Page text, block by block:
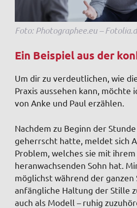
Foto: Photographee.eu –
Ein Beispiel aus der
Um dir zu verdeutlichen, wie
Praxis aussehen kann, möchte
von Anke und Paul erzählen.
Nachdem zu Beginn der
geherrscht hatte, meldet sich
Problem, welches sie mit ihrem
heranwachsenden Sohn hat.
möglichst während der ganzen
anfängliche Haltung der Stille
auch als Modell – ruhig